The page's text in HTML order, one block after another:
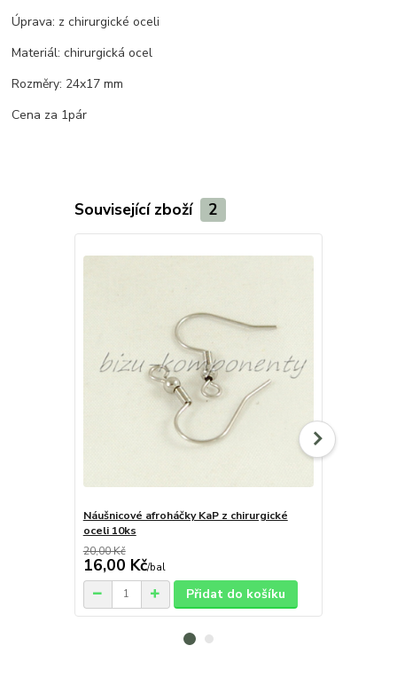
Úprava: z chirurgické oceli
Materiál: chirurgická ocel
Rozměry: 24x17 mm
Cena za 1pár
Související zboží 2
Náušnicové afroháčky KaP z chirurgické
oceli 10ks
20,00 Kč
16,00 Kč/bal
Přidat do košíku